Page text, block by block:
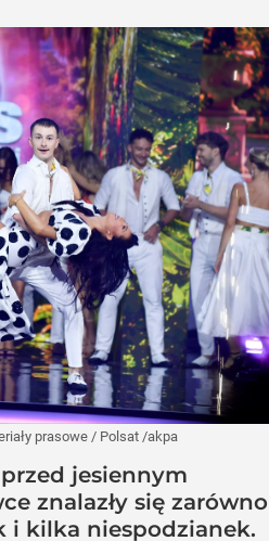
prasowe / Polsat /akpa
jesiennym
znalazły się zarówno
i kilka niespodzianek.